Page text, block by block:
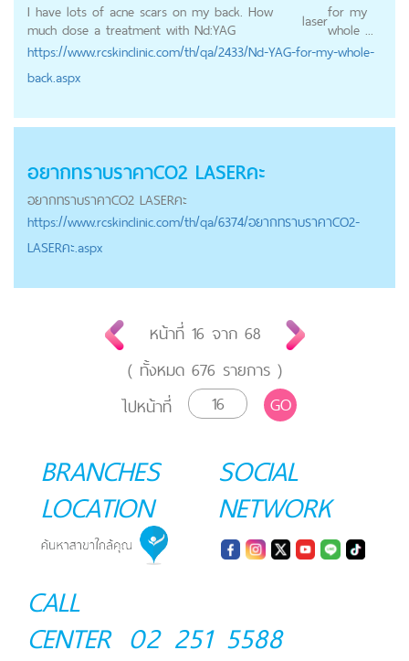
I have lots of acne scars on my back. How
much dose a treatment with Nd:YAG
laserfor my
whole ...
https://www.rcskinclinic.com/th/qa/2433/Nd-YAG-for-my-whole-
back.aspx
อยากทราบราคาCO2 LASERคะ
อยากทราบราคาCO2 LASERคะ
https://www.rcskinclinic.com/th/qa/6374/อยากทราบราคาCO2-
LASERคะ.aspx
หน้าที่ 16 จาก 68
( ทั้งหมด 676 รายการ )
ไปหน้าที่
GO
BRANCHES
LOCATION
SOCIAL
NETWORK
CALL
CENTER 02 251 5588